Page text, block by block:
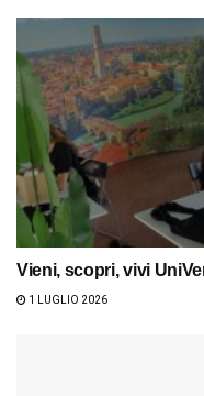
Vieni, scopri, vivi
1 LUGLIO 2026